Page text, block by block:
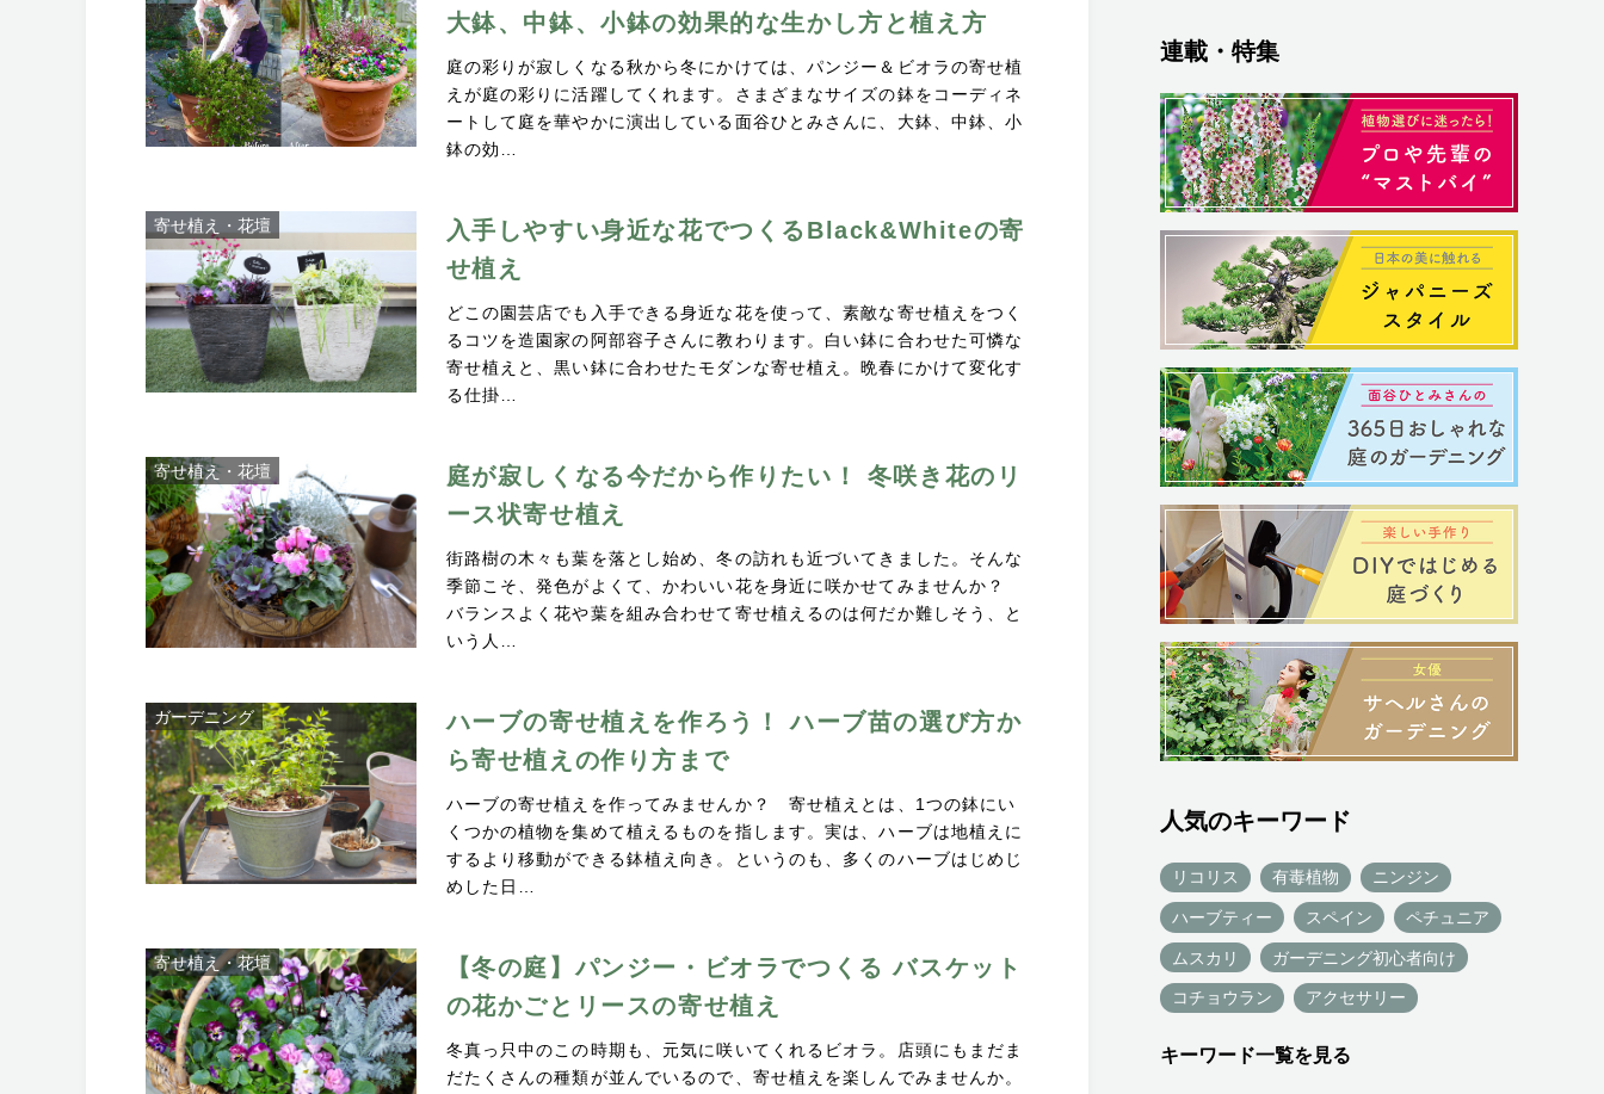
大鉢、中鉢、小鉢の効果的な生かし方と植え方
庭の彩りが寂しくなる秋から冬にかけては、パンジー＆ビオラの寄せ植
えが庭の彩りに活躍してくれます。さまざまなサイズの鉢をコーディネ
ートして庭を華やかに演出している面谷ひとみさんに、大鉢、中鉢、小
鉢の効…
寄せ植え・花壇
入手しやすい身近な花でつくるBlack&Whiteの寄
せ植え
どこの園芸店でも入手できる身近な花を使って、素敵な寄せ植えをつく
るコツを造園家の阿部容子さんに教わります。白い鉢に合わせた可憐な
寄せ植えと、黒い鉢に合わせたモダンな寄せ植え。晩春にかけて変化す
る仕掛…
寄せ植え・花壇
庭が寂しくなる今だから作りたい！ 冬咲き花のリ
ース状寄せ植え
街路樹の木々も葉を落とし始め、冬の訪れも近づいてきました。そんな
季節こそ、発色がよくて、かわいい花を身近に咲かせてみませんか？
バランスよく花や葉を組み合わせて寄せ植えるのは何だか難しそう、と
いう人…
ガーデニング
ハーブの寄せ植えを作ろう！ ハーブ苗の選び方か
ら寄せ植えの作り方まで
ハーブの寄せ植えを作ってみませんか？ 寄せ植えとは、1つの鉢にい
くつかの植物を集めて植えるものを指します。実は、ハーブは地植えに
するより移動ができる鉢植え向き。というのも、多くのハーブはじめじ
めした日…
寄せ植え・花壇
【冬の庭】パンジー・ビオラでつくる バスケット
の花かごとリースの寄せ植え
冬真っ只中のこの時期も、元気に咲いてくれるビオラ。店頭にもまだま
だたくさんの種類が並んでいるので、寄せ植えを楽しんでみませんか。
連載・特集
人気のキーワード
リコリス 有毒植物 ニンジン
ハーブティー スペイン ペチュニア
ムスカリ ガーデニング初心者向け
コチョウラン アクセサリー
キーワード一覧を見る